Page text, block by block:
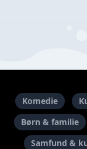
Komedie
Børn & familie
Samfund &